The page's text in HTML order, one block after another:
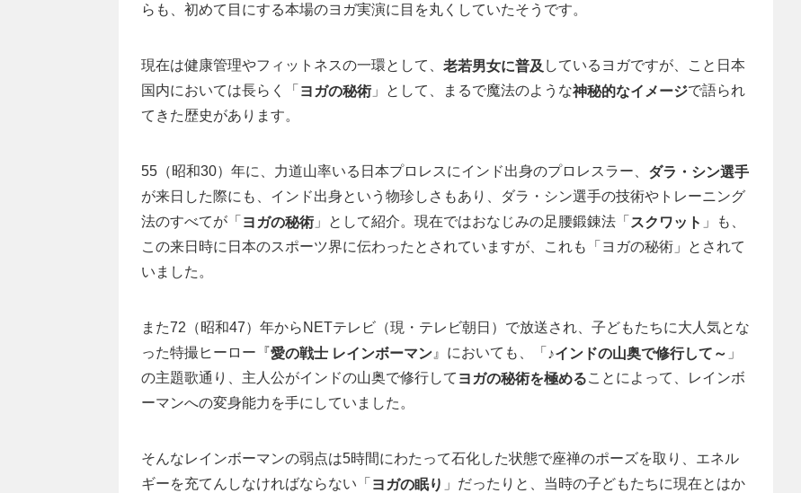
らも、初めて目にする本場のヨガ実演に目を丸くしていたそうです。
現在は健康管理やフィットネスの一環として、 老若男女に普及 しているヨガですが、こと日本
国内においては長らく「 ヨガの秘術 」として、まるで魔法のような神秘的なイメージで語られ
てきた歴史があります。
55（昭和30）年に、力道山率いる日本プロレスにインド出身のプロレスラー、 ダラ・シン選手
が来日した際にも、インド出身という物珍しさもあり、ダラ・シン選手の技術やトレーニング
法のすべてが「 ヨガの秘術 」として紹介。現在ではおなじみの足腰鍛錬法「 スクワット 」も、
この来日時に日本のスポーツ界に伝わったとされていますが、これも「ヨガの秘術」とされて
いました。
また72（昭和47）年からNETテレビ（現・テレビ朝日）で放送され、子どもたちに大人気とな
った特撮ヒーロー『愛の戦士 レインボーマン 』においても、「 ♪インドの山奥で修行して～ 」
の主題歌通り、主人公がインドの山奥で修行して ヨガの秘術を極めることによって、レインボ
ーマンへの変身能力を手にしていました。
そんなレインボーマンの弱点は5時間にわたって石化した状態で座禅のポーズを取り、エネル
ギーを充てんしなければならない「 ヨガの眠り 」だったりと、当時の子どもたちに現在とはか